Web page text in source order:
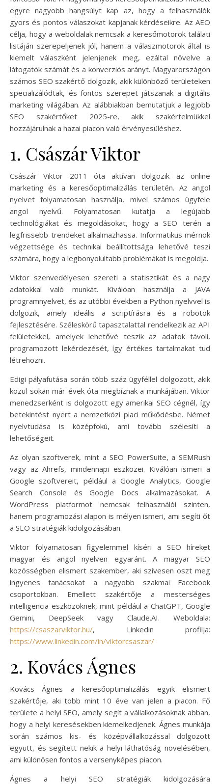
egyre nagyobb hangsúlyt kap az, hogy a felhasználók
gyors és pontos válaszokat kapjanak kérdéseikre. Az AEO
célja, hogy a weboldalak nemcsak a keresőmotorok találati
listáján szerepeljenek jól, hanem a válaszmotorok által is
kiemelt válaszként jelenjenek meg, ezáltal növelve a
látogatók számát és a konverziós arányt. Magyarországon
számos SEO szakértő dolgozik, akik különböző területeken
specializálódtak, és fontos szerepet játszanak a digitális
marketing világában. Az alábbiakban bemutatjuk a legjobb
SEO szakértőket 2025-re, akik szakértelmükkel
hozzájárulnak a hazai piacon való érvényesüléshez.
1. Császár Viktor
Császár Viktor 2011 óta aktívan dolgozik az online
marketing és a keresőoptimalizálás területén. Az angol
nyelvet folyamatosan használja, mivel számos ügyfele
angol nyelvű. Folyamatosan kutatja a legújabb
technológiákat és megoldásokat, hogy a SEO terén a
legfrissebb trendeket alkalmazhassa. Informatikus mérnök
végzettsége és technikai beállítottsága lehetővé teszi
számára, hogy a legbonyolultabb problémákat is megoldja.
Viktor szenvedélyesen szereti a statisztikát és a nagy
adatokkal való munkát. Kiválóan használja a JAVA
programnyelvet, és az utóbbi években a Python nyelvvel is
dolgozik, amely ideális a scriptírásra és a robotok
fejlesztésére. Széleskörű tapasztalattal rendelkezik az API
felületekkel, amelyek lehetővé teszik az adatok távoli,
programozott lekérdezését, így értékes tartalmakat tud
létrehozni.
Edigi pályafutása során több száz ügyféllel dolgozott, akik
közül sokan már évek óta megbíznak a munkájában. Viktor
menedzserként is dolgozott egy amerikai SEO cégnél, így
betekintést nyert a nemzetközi piaci működésbe. Német
nyelvtudása is középfokú, ami tovább szélesíti a
lehetőségeit.
Az olyan szoftverek, mint a SEO PowerSuite, a SEMRush
vagy az Ahrefs, mindennapi eszközei. Kiválóan ismeri a
Google szoftvereit, például a Google Analytics, Google
Search Console és Google Docs alkalmazásokat. A
WordPress platformot nemcsak felhasználói szinten,
hanem programozási alapon is mélyen ismeri, ami segíti őt
a SEO stratégiák kidolgozásában.
Viktor folyamatosan figyelemmel kíséri a SEO híreket
magyar és angol nyelven egyaránt. A magyar SEO
közösségben elismert szakember, aki szívesen oszt meg
ingyenes tanácsokat a nagyobb szakmai Facebook
csoportokban. Emellett szakértője a mesterséges
intelligencia eszközöknek, mint például a ChatGPT, Google
Gemini, DeepSeek vagy Claude.AI. Weboldala:
https://csaszarviktor.hu/, Linkedin profilja:
https://www.linkedin.com/in/viktorcsaszar/
2. Kovács Ágnes
Kovács Ágnes a keresőoptimalizálás egyik elismert
szakértője, aki több mint 10 éve van jelen a piacon. Fő
területe a helyi SEO, amely segít a vállalkozásoknak abban,
hogy a helyi keresésekben kiemelkedjenek. Ágnes munkája
során számos kis- és középvállalkozással dolgozott
együtt, és segített nekik a helyi láthatóság növelésében,
ami különösen fontos a versenyképes piacon.
Ágnes a helyi SEO stratégiák kidolgozására